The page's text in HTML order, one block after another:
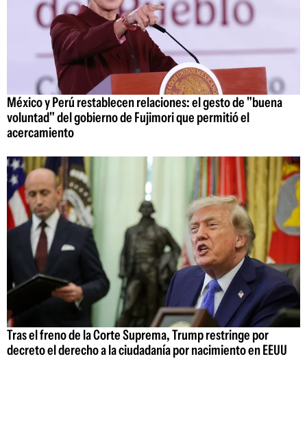
México y Perú restablecen relaciones: el gesto de "buena
voluntad" del gobierno de Fujimori que permitió el
acercamiento
Tras el freno de la Corte Suprema, Trump restringe por
decreto el derecho a la ciudadanía por nacimiento en EEUU